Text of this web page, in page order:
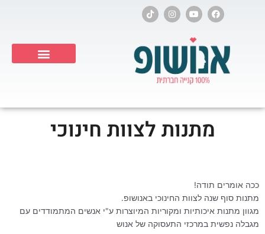
F
a
c
o
o
k
Y
o
u
u
I
n
s
a
m
T
i
k
k
מתנות לצוות חינוכי
ככה אומרים תודה!
מתנות סוף שנה לצוות החינוכי באנושופ.
מגוון מתנות איכותיות ומקוריות המיוצרות ע"י אנשים המתמודדים עם
מגבלה נפשית במרכזי התעסוקה של אנוש